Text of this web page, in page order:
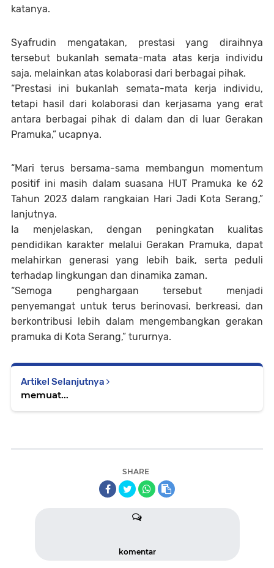
katanya.
Syafrudin mengatakan, prestasi yang diraihnya
tersebut bukanlah semata-mata atas kerja individu
saja, melainkan atas kolaborasi dari berbagai pihak.
“Prestasi ini bukanlah semata-mata kerja individu,
tetapi hasil dari kolaborasi dan kerjasama yang erat
antara berbagai pihak di dalam dan di luar Gerakan
Pramuka,” ucapnya.
“Mari terus bersama-sama membangun momentum
positif ini masih dalam suasana HUT Pramuka ke 62
Tahun 2023 dalam rangkaian Hari Jadi Kota Serang,”
lanjutnya.
Ia menjelaskan, dengan peningkatan kualitas
pendidikan karakter melalui Gerakan Pramuka, dapat
melahirkan generasi yang lebih baik, serta peduli
terhadap lingkungan dan dinamika zaman.
“Semoga penghargaan tersebut menjadi
penyemangat untuk terus berinovasi, berkreasi, dan
berkontribusi lebih dalam mengembangkan gerakan
pramuka di Kota Serang,” tururnya.
Artikel Selanjutnya
memuat...
SHARE
komentar